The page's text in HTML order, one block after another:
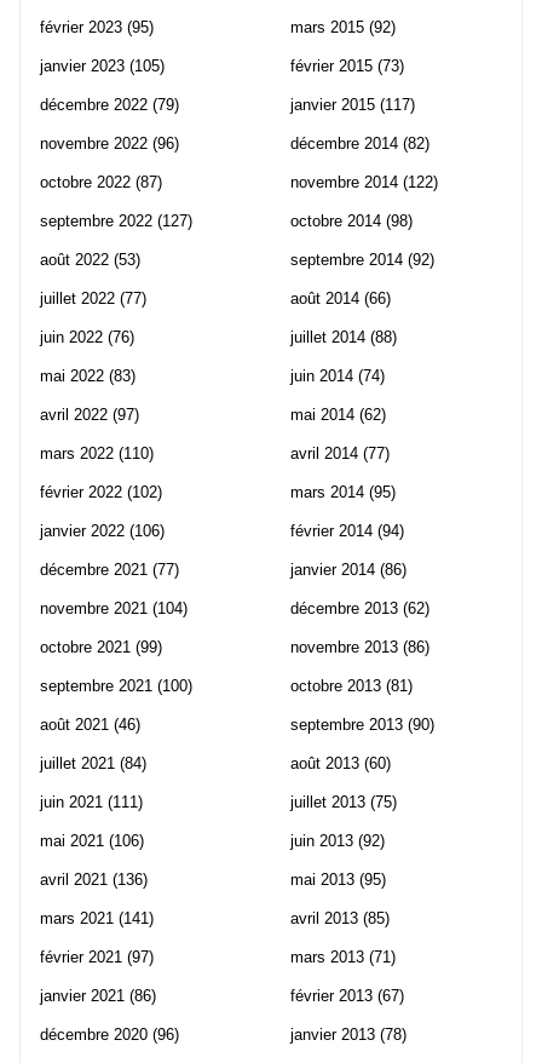
février 2023 (95)
janvier 2023 (105)
décembre 2022 (79)
novembre 2022 (96)
octobre 2022 (87)
septembre 2022 (127)
août 2022 (53)
juillet 2022 (77)
juin 2022 (76)
mai 2022 (83)
avril 2022 (97)
mars 2022 (110)
février 2022 (102)
janvier 2022 (106)
décembre 2021 (77)
novembre 2021 (104)
octobre 2021 (99)
septembre 2021 (100)
août 2021 (46)
juillet 2021 (84)
juin 2021 (111)
mai 2021 (106)
avril 2021 (136)
mars 2021 (141)
février 2021 (97)
janvier 2021 (86)
décembre 2020 (96)
mars 2015 (92)
février 2015 (73)
janvier 2015 (117)
décembre 2014 (82)
novembre 2014 (122)
octobre 2014 (98)
septembre 2014 (92)
août 2014 (66)
juillet 2014 (88)
juin 2014 (74)
mai 2014 (62)
avril 2014 (77)
mars 2014 (95)
février 2014 (94)
janvier 2014 (86)
décembre 2013 (62)
novembre 2013 (86)
octobre 2013 (81)
septembre 2013 (90)
août 2013 (60)
juillet 2013 (75)
juin 2013 (92)
mai 2013 (95)
avril 2013 (85)
mars 2013 (71)
février 2013 (67)
janvier 2013 (78)